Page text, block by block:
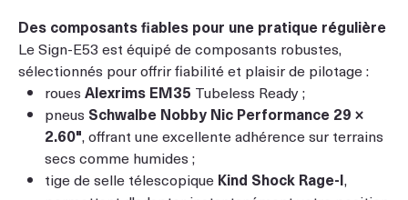
Des composants fiables pour une pratique régulière
Le Sign-E53 est équipé de composants robustes,
sélectionnés pour offrir fiabilité et plaisir de pilotage :
roues Alexrims EM35 Tubeless Ready ;
pneus Schwalbe Nobby Nic Performance 29 ×
2.60", offrant une excellente adhérence sur terrains
secs comme humides ;
tige de selle télescopique Kind Shock Rage-I,